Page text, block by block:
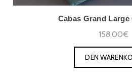
Cabas Grand
158,00€
DEN